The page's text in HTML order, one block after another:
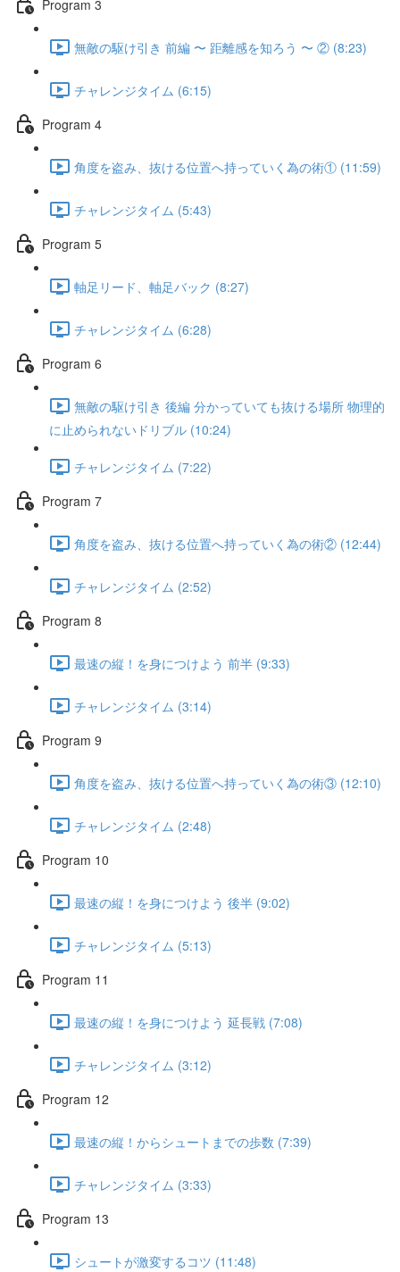
Program 3
無敵の駆け引き 前編 〜 距離感を知ろう 〜 ② (8:23)
チャレンジタイム (6:15)
Program 4
角度を盗み、抜ける位置へ持っていく為の術① (11:59)
チャレンジタイム (5:43)
Program 5
軸足リード、軸足バック (8:27)
チャレンジタイム (6:28)
Program 6
無敵の駆け引き 後編 分かっていても抜ける場所 物理的
に止められないドリブル (10:24)
チャレンジタイム (7:22)
Program 7
角度を盗み、抜ける位置へ持っていく為の術② (12:44)
チャレンジタイム (2:52)
Program 8
最速の縦！を身につけよう 前半 (9:33)
チャレンジタイム (3:14)
Program 9
角度を盗み、抜ける位置へ持っていく為の術③ (12:10)
チャレンジタイム (2:48)
Program 10
最速の縦！を身につけよう 後半 (9:02)
チャレンジタイム (5:13)
Program 11
最速の縦！を身につけよう 延長戦 (7:08)
チャレンジタイム (3:12)
Program 12
最速の縦！からシュートまでの歩数 (7:39)
チャレンジタイム (3:33)
Program 13
シュートが激変するコツ (11:48)